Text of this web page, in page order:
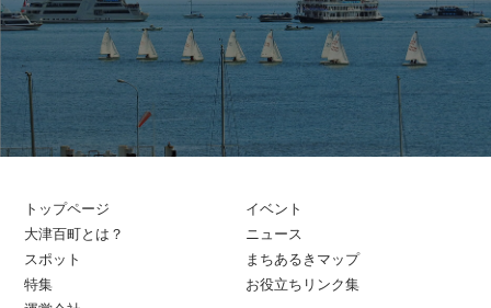
トップページ
大津百町とは？
スポット
特集
イベント
ニュース
まちあるきマップ
お役立ちリンク集